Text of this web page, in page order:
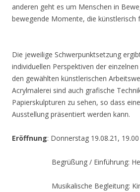
anderen geht es um Menschen in
bewegende Momente, die künstlerisch
Die jeweilige Schwerpunktsetzung
individuellen Perspektiven der
den gewählten künstlerischen
Acrylmalerei sind auch grafische
Papierskulpturen zu sehen, so dass
Ausstellung präsentiert werden kann.
Eröffnung: Donnerstag 19.08.21,
Begrüßung / Einführung:
Musikalische Begleitung: